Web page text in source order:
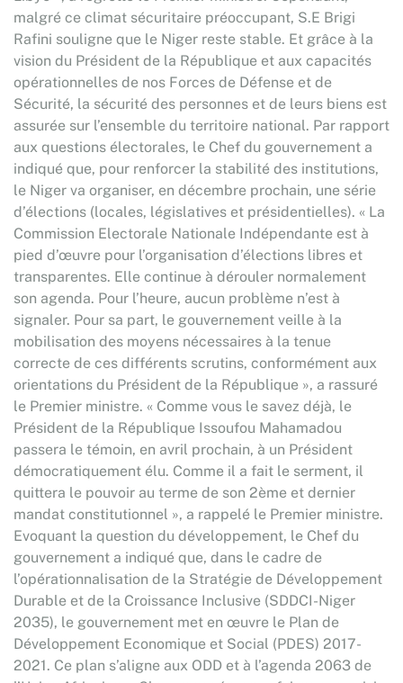
malgré ce climat sécuritaire préoccupant, S.E Brigi
Rafini souligne que le Niger reste stable. Et grâce à la
vision du Président de la République et aux capacités
opérationnelles de nos Forces de Défense et de
Sécurité, la sécurité des personnes et de leurs biens est
assurée sur l’ensemble du territoire national. Par rapport
aux questions électorales, le Chef du gouvernement a
indiqué que, pour renforcer la stabilité des institutions,
le Niger va organiser, en décembre prochain, une série
d’élections (locales, législatives et présidentielles). « La
Commission Electorale Nationale Indépendante est à
pied d’œuvre pour l’organisation d’élections libres et
transparentes. Elle continue à dérouler normalement
son agenda. Pour l’heure, aucun problème n’est à
signaler. Pour sa part, le gouvernement veille à la
mobilisation des moyens nécessaires à la tenue
correcte de ces différents scrutins, conformément aux
orientations du Président de la République », a rassuré
le Premier ministre. « Comme vous le savez déjà, le
Président de la République Issoufou Mahamadou
passera le témoin, en avril prochain, à un Président
démocratiquement élu. Comme il a fait le serment, il
quittera le pouvoir au terme de son 2ème et dernier
mandat constitutionnel », a rappelé le Premier ministre.
Evoquant la question du développement, le Chef du
gouvernement a indiqué que, dans le cadre de
l’opérationnalisation de la Stratégie de Développement
Durable et de la Croissance Inclusive (SDDCI-Niger
2035), le gouvernement met en œuvre le Plan de
Développement Economique et Social (PDES) 2017-
2021. Ce plan s’aligne aux ODD et à l’agenda 2063 de